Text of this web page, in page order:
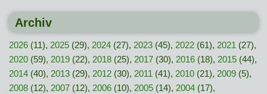
Archiv
2026 (11), 2025 (29), 2024 (27), 2023 (45), 2022 (61), 2021 (27),
2020 (59), 2019 (22), 2018 (25), 2017 (30), 2016 (18), 2015 (44),
2014 (40), 2013 (29), 2012 (30), 2011 (41), 2010 (21), 2009 (5),
2008 (12), 2007 (12), 2006 (10), 2005 (14), 2004 (17),